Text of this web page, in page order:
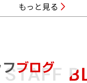
もっと見る